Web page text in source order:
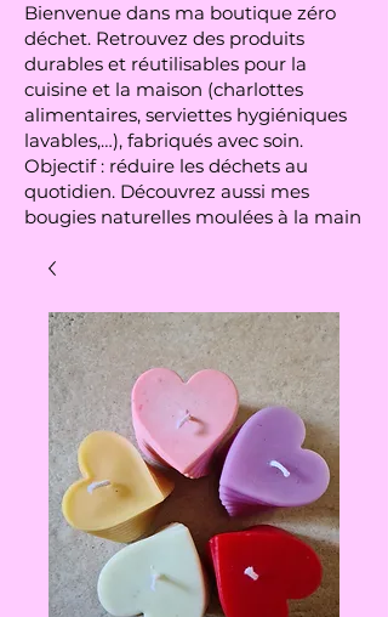
Bienvenue dans ma boutique zéro
déchet. Retrouvez des produits
durables et réutilisables pour la
cuisine et la maison (charlottes
alimentaires, serviettes hygiéniques
lavables,…), fabriqués avec soin.
Objectif : réduire les déchets au
quotidien. Découvrez aussi mes
bougies naturelles moulées à la main